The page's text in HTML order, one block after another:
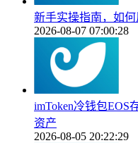
新手实操指南，如
2026-08-07 07:00:28
imToken冷钱包EOS
资产
2026-08-05 20:22:29